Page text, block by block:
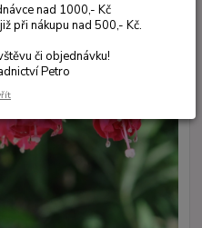
nad 1000,- Kč
při nákupu nad 500,- Kč.
či objednávku!
Petro